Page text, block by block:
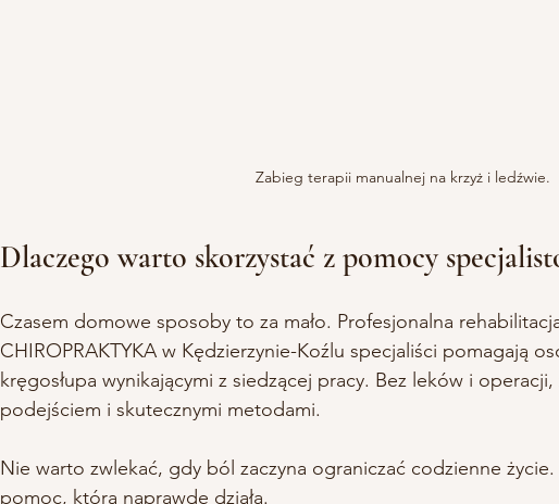
Zabieg terapii manualnej na krzyż i ledźwie.
Dlaczego warto skorzystać z pomocy
Czasem domowe sposoby to za mało. Profesjonalna
CHIROPRAKTYKA w Kędzierzynie-Koźlu specjaliści pomagają
kręgosłupa wynikającymi z siedzącej pracy. Bez leków i
podejściem i skutecznymi metodami.
Nie warto zwlekać, gdy ból zaczyna ograniczać codzienne
pomoc, która naprawdę działa.